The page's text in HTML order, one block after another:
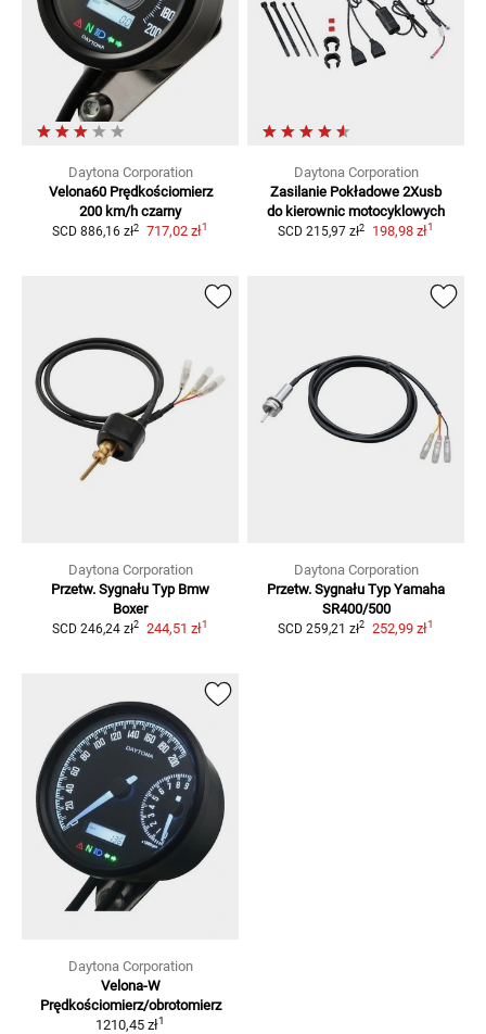
Daytona Corporation
Velona60 Prędkościomierz
200 km/h czarny
SCD 886,16 zł2 717,02 zł1
Daytona Corporation
Zasilanie Pokładowe 2Xusb
do kierownic motocyklowych
SCD 215,97 zł2 198,98 zł1
Daytona Corporation
Przetw. Sygnału Typ Bmw
Boxer
SCD 246,24 zł2 244,51 zł1
Daytona Corporation
Przetw. Sygnału Typ Yamaha
SR400/500
SCD 259,21 zł2 252,99 zł1
Daytona Corporation
Velona-W
Prędkościomierz/obrotomierz
1210,45 zł1